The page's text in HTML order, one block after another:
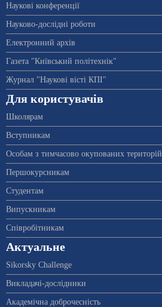
Наукові конференції
Науково-дослідні роботи
Електронний архів
Газета "Київський політехнік"
Журнал "Наукові вісті КПІ"
Для користувачів
Школярам
Вступникам
Особам з тимчасово окупованих територій
Першокурсникам
Студентам
Випускникам
Співробітникам
Актуальне
Sikorsky Challenge
Викладачі-дослідники
Академічна доброчесність